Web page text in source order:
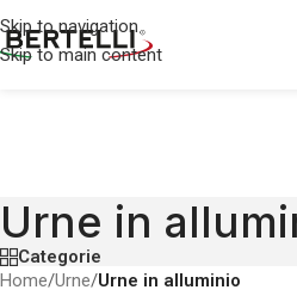
Skip to navigation
Skip to main content
Urne in
Categorie
Home/Urne/Urne in alluminio